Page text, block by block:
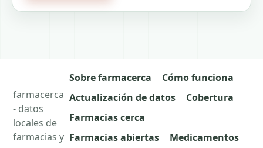
farmacerca
- datos
locales de
farmacias y
Sobre farmacerca
Cómo funciona
Actualización de datos
Cobertura
Farmacias cerca
Farmacias abiertas
Medicamentos